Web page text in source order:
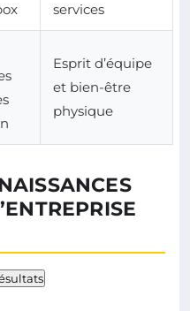
services
Esprit d’équipe
et bien-être
physique